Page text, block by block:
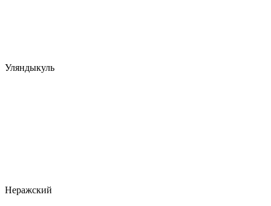
Уляндыкуль
Неражский